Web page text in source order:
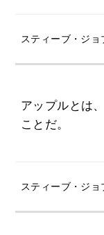
スティーブ・ジョ
アップルとは
ことだ。
スティーブ・ジョ